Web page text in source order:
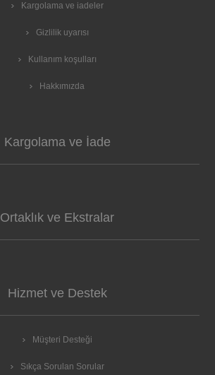
Kargolama ve iadeler
Gizlilik uyarısı
Kullanım koşulları
Hakkımızda
Kargolama ve İade
Ortaklık ve Ekstralar
Hizmet ve Destek
Müşteri Desteği
Sıkça Sorulan Sorular